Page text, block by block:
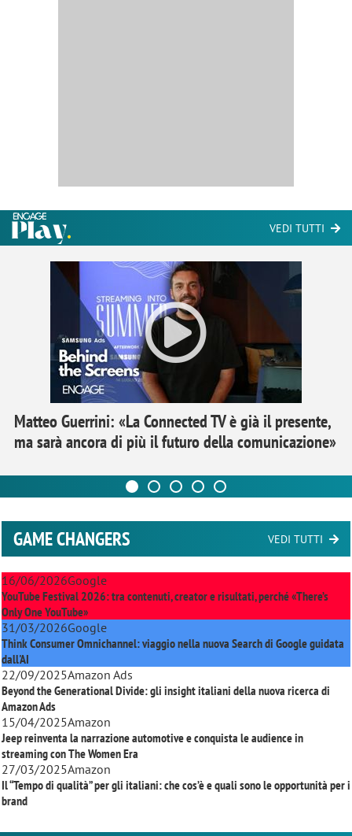
VEDI TUTTI
Matteo Guerrini: «La Connected TV è già il presente,
ma sarà ancora di più il futuro della comunicazione»
GAME CHANGERS VEDI TUTTI
16/06/2026Google
YouTube Festival 2026: tra contenuti, creator e risultati, perché «There’s
Only One YouTube»
31/03/2026Google
Think Consumer Omnichannel: viaggio nella nuova Search di Google guidata
dall'AI
22/09/2025Amazon Ads
Beyond the Generational Divide: gli insight italiani della nuova ricerca di
Amazon Ads
15/04/2025Amazon
Jeep reinventa la narrazione automotive e conquista le audience in
streaming conThe Women Era
27/03/2025Amazon
Il “Tempo di qualità” per gli italiani: che cos’è e quali sono le opportunità per i
brand